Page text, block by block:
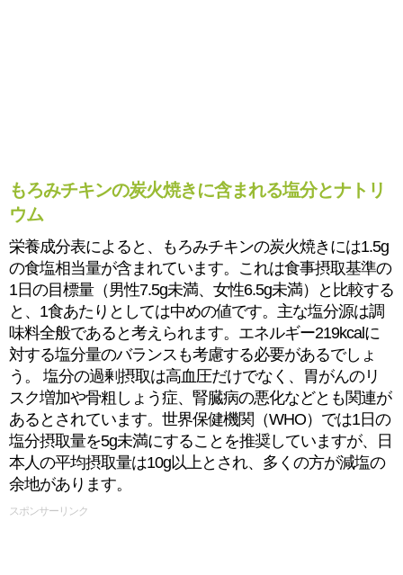
もろみチキンの炭火焼きに含まれる塩分とナトリ
ウム
栄養成分表によると、もろみチキンの炭火焼きには1.5g
の食塩相当量が含まれています。これは食事摂取基準の
1日の目標量（男性7.5g未満、女性6.5g未満）と比較する
と、1食あたりとしては中めの値です。主な塩分源は調
味料全般であると考えられます。エネルギー219kcalに
対する塩分量のバランスも考慮する必要があるでしょ
う。 塩分の過剰摂取は高血圧だけでなく、胃がんのリ
スク増加や骨粗しょう症、腎臓病の悪化などとも関連が
あるとされています。世界保健機関（WHO）では1日の
塩分摂取量を5g未満にすることを推奨していますが、日
本人の平均摂取量は10g以上とされ、多くの方が減塩の
余地があります。
スポンサーリンク